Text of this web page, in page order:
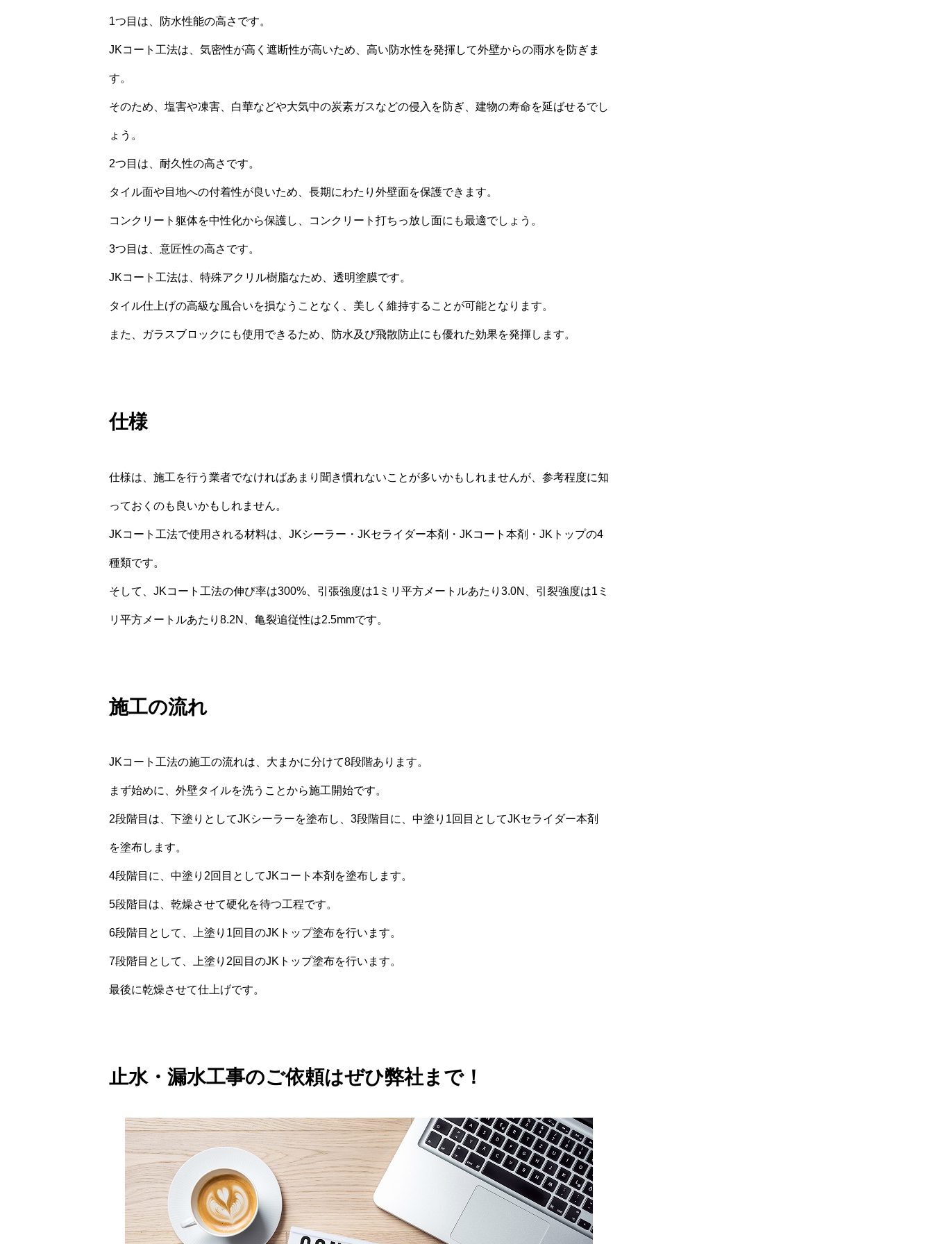
1つ目は、防水性能の高さです。
JKコート工法は、気密性が高く遮断性が高いため、高い防水性を発揮して外壁からの雨水を防ぎま
す。
そのため、塩害や凍害、白華などや大気中の炭素ガスなどの侵入を防ぎ、建物の寿命を延ばせるでし
ょう。
2つ目は、耐久性の高さです。
タイル面や目地への付着性が良いため、長期にわたり外壁面を保護できます。
コンクリート躯体を中性化から保護し、コンクリート打ちっ放し面にも最適でしょう。
3つ目は、意匠性の高さです。
JKコート工法は、特殊アクリル樹脂なため、透明塗膜です。
タイル仕上げの高級な風合いを損なうことなく、美しく維持することが可能となります。
また、ガラスブロックにも使用できるため、防水及び飛散防止にも優れた効果を発揮します。
仕様
仕様は、施工を行う業者でなければあまり聞き慣れないことが多いかもしれませんが、参考程度に知
っておくのも良いかもしれません。
JKコート工法で使用される材料は、JKシーラー・JKセライダー本剤・JKコート本剤・JKトップの4
種類です。
そして、JKコート工法の伸び率は300%、引張強度は1ミリ平方メートルあたり3.0N、引裂強度は1ミ
リ平方メートルあたり8.2N、亀裂追従性は2.5mmです。
施工の流れ
JKコート工法の施工の流れは、大まかに分けて8段階あります。
まず始めに、外壁タイルを洗うことから施工開始です。
2段階目は、下塗りとしてJKシーラーを塗布し、3段階目に、中塗り1回目としてJKセライダー本剤
を塗布します。
4段階目に、中塗り2回目としてJKコート本剤を塗布します。
5段階目は、乾燥させて硬化を待つ工程です。
6段階目として、上塗り1回目のJKトップ塗布を行います。
7段階目として、上塗り2回目のJKトップ塗布を行います。
最後に乾燥させて仕上げです。
止水・漏水工事のご依頼はぜひ弊社まで！